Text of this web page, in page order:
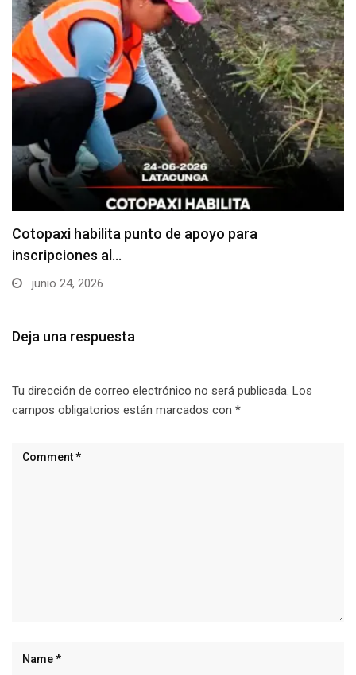
Cotopaxi habilita punto de apoyo para
inscripciones al…
junio 24, 2026
Deja una respuesta
Tu dirección de correo electrónico no será publicada. Los
campos obligatorios están marcados con *